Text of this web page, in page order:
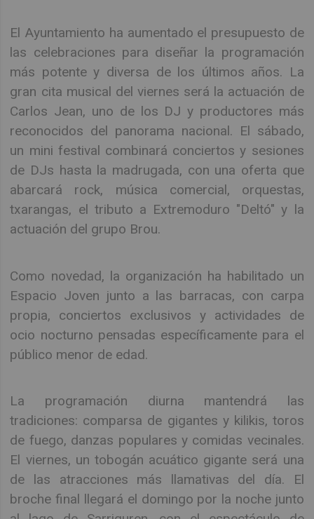
El Ayuntamiento ha aumentado el presupuesto de
las celebraciones para diseñar la programación
más potente y diversa de los últimos años. La
gran cita musical del viernes será la actuación de
Carlos Jean, uno de los DJ y productores más
reconocidos del panorama nacional. El sábado,
un mini festival combinará conciertos y sesiones
de DJs hasta la madrugada, con una oferta que
abarcará rock, música comercial, orquestas,
txarangas, el tributo a Extremoduro "Deltó" y la
actuación del grupo Brou.
Como novedad, la organización ha habilitado un
Espacio Joven junto a las barracas, con carpa
propia, conciertos exclusivos y actividades de
ocio nocturno pensadas específicamente para el
público menor de edad.
La programación diurna mantendrá las
tradiciones: comparsa de gigantes y kilikis, toros
de fuego, danzas populares y comidas vecinales.
El viernes, un tobogán acuático gigante será una
de las atracciones más llamativas del día. El
broche final llegará el domingo por la noche junto